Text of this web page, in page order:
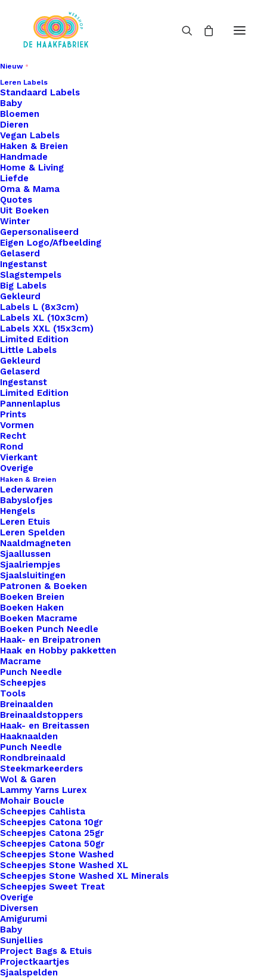
Nieuw
Leren Labels
Standaard Labels
Baby
Bloemen
Dieren
Vegan Labels
Haken & Breien
Handmade
Home & Living
Liefde
Oma & Mama
Quotes
Uit Boeken
Winter
Gepersonaliseerd
Eigen Logo/Afbeelding
Gelaserd
Ingestanst
Slagstempels
Big Labels
Gekleurd
Labels L (8x3cm)
Labels XL (10x3cm)
Labels XXL (15x3cm)
Limited Edition
Little Labels
Gekleurd
Gelaserd
Ingestanst
Limited Edition
Pannenlaplus
Prints
Vormen
Recht
Rond
Vierkant
Overige
Haken & Breien
Lederwaren
Babyslofjes
Hengels
Leren Etuis
Leren Spelden
Naaldmagneten
Sjaallussen
Sjaalriempjes
Sjaalsluitingen
Patronen & Boeken
Boeken Breien
Boeken Haken
Boeken Macrame
Boeken Punch Needle
Haak- en Breipatronen
Haak en Hobby pakketten
Macrame
Punch Needle
Scheepjes
Tools
Breinaalden
Breinaaldstoppers
Haak- en Breitassen
Haaknaalden
Punch Needle
Rondbreinaald
Steekmarkeerders
Wol & Garen
Lammy Yarns Lurex
Mohair Boucle
Scheepjes Cahlista
Scheepjes Catona 10gr
Scheepjes Catona 25gr
Scheepjes Catona 50gr
Scheepjes Stone Washed
Scheepjes Stone Washed XL
Scheepjes Stone Washed XL Minerals
Scheepjes Sweet Treat
Overige
Diversen
Amigurumi
Baby
Sunjellies
Project Bags & Etuis
Projectkaartjes
Sjaalspelden
Home
Benodigdheden
Sokken Labels My Socks Zwart/ Goud
Sokken Labels My
Socks Zwart/ Goud
€
per stuk
14 op voorraad
Sokken
Labels
My
Socks
Zwart/
Goud
aantal
Toevoegen aan verlanglijst
Artikelnummer
Categorie
Benodigdheden
Veilig betalen
Unieke en kwaliteitsproducten
Overzicht
Nog meer leuks!